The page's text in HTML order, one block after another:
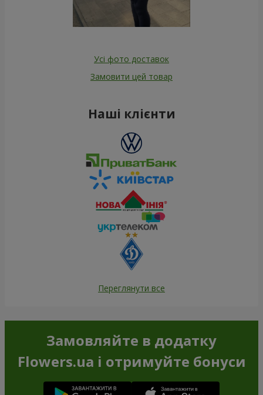
Усі фото доставок
Замовити цей товар
Наші клієнти
Переглянути все
Замовляйте в додатку
Flowers.ua і отримуйте бонуси